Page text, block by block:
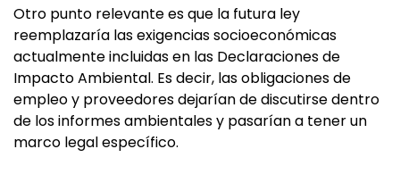
Otro punto relevante es que la futura ley
reemplazaría las exigencias socioeconómicas
actualmente incluidas en las Declaraciones de
Impacto Ambiental. Es decir, las obligaciones de
empleo y proveedores dejarían de discutirse dentro
de los informes ambientales y pasarían a tener un
marco legal específico.